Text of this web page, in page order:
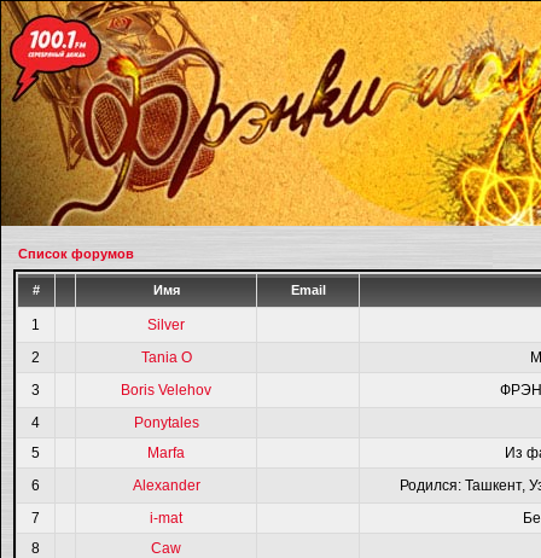
Список форумов
# Имя Email
1
Silver
2
Tania O
3
Boris Velehov
4
Ponytales
5
Marfa
Из
6
Alexander
Родился: Ташкент,
7
i-mat
8
Caw